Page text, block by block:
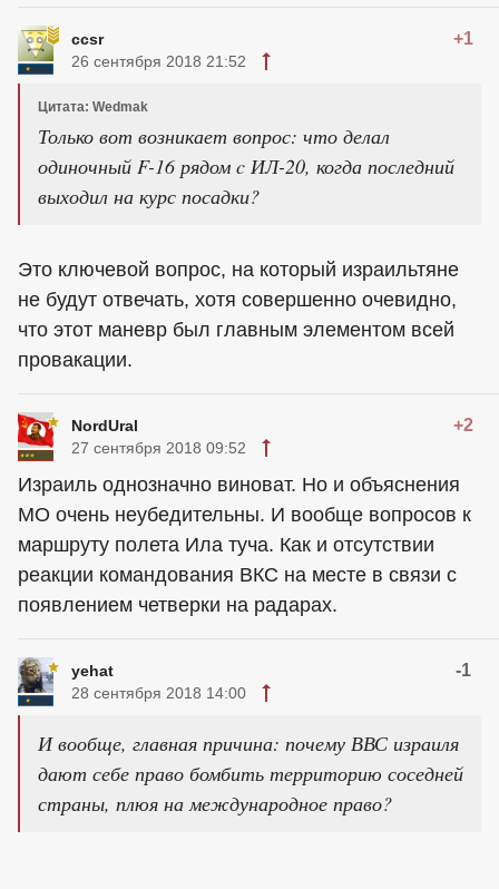
ccsr +1
26 сентября 2018 21:52
Цитата: Wedmak
Только вот возникает вопрос: что делал
одиночный F-16 рядом c ИЛ-20, когда последний
выходил на курс посадки?
Это ключевой вопрос, на который израильтяне
не будут отвечать, хотя совершенно очевидно,
что этот маневр был главным элементом всей
провакации.
NordUral +2
27 сентября 2018 09:52
Израиль однозначно виноват. Но и объяснения
МО очень неубедительны. И вообще вопросов к
маршруту полета Ила туча. Как и отсутствии
реакции командования ВКС на месте в связи с
появлением четверки на радарах.
yehat -1
28 сентября 2018 14:00
И вообще, главная причина: почему ВВС израиля
дают себе право бомбить территорию соседней
страны, плюя на международное право?